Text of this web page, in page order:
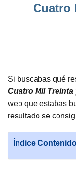
Cuatro
Si buscabas qué
Cuatro Mil Treinta
web que estabas
resultado se
Índice Contenido